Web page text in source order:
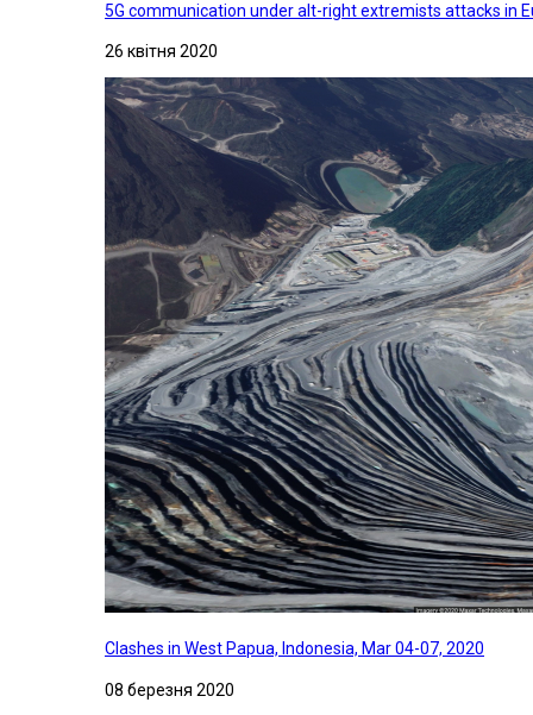
5G communication under alt-right extremists attacks in
26 квітня 2020
Clashes in West Papua, Indonesia, Mar 04-07, 2020
08 березня 2020